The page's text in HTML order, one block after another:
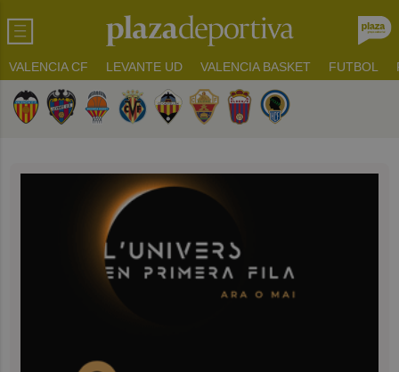
VALENCIA CF LEVANTE UD VALENCIA BASKET FUTBOL